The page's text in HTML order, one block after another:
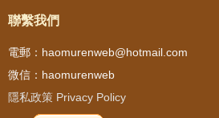
聯繫我們
電郵：haomurenweb@hotmail.com
微信：haomurenweb
隱私政策 Privacy Policy